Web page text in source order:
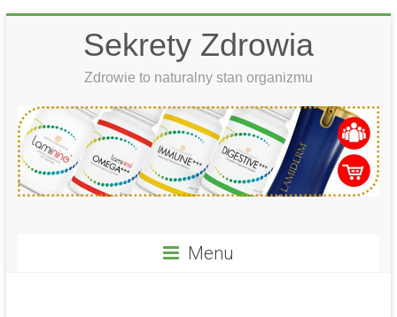
Sekrety Zdrowia
Zdrowie to naturalny stan organizmu
Menu